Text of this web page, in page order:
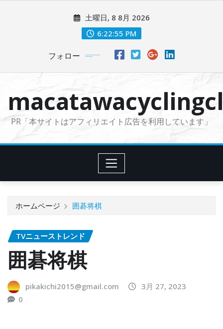
に
土曜日, 8 8月 2026
6:22:56 PM
フォロー
PR「本サイトはアフィリエイト広告を利用しています」
ホームページ 囲碁将棋
TVニューストレンド
囲碁将棋
pikakichi2015@gmail.com
3月 27, 2023
0